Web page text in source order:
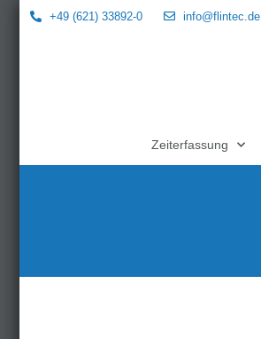
+49 (621) 33892-0 info@flintec.de
Zeiterfassung